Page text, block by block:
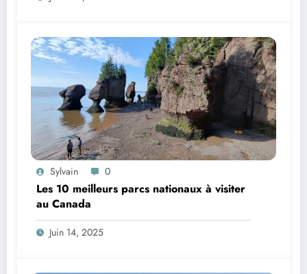
Sylvain 0
Les 10 meilleurs parcs nationaux à visiter
au Canada
Juin 14, 2025